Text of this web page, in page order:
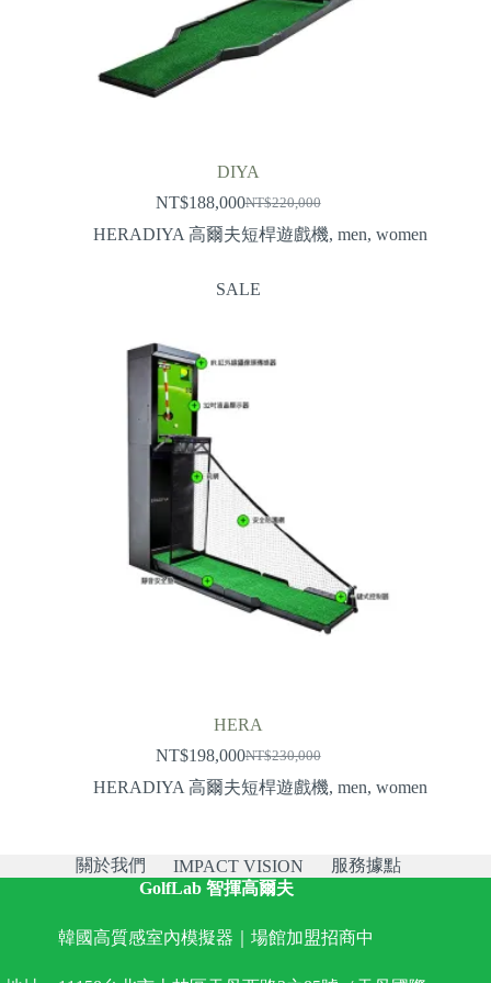
DIYA
NT$220,000
Original
price
NT$188,000Current
price
HERADIYA 高爾夫短桿遊戲機, men, women
SALE
HERA
NT$230,000
Original
price
NT$198,000Current
price
HERADIYA 高爾夫短桿遊戲機, men, women
關於我們 IMPACT VISION
服務據點
GolfLab 智揮高爾夫
韓國高質感室內模擬器｜場館加盟招商中